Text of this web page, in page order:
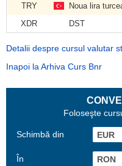
TRY
Noua lira
XDR
DST
Detalii despre cursul valutar
Inapoi la Arhiva Curs Bnr
Foloseşte
Schimbă din
În